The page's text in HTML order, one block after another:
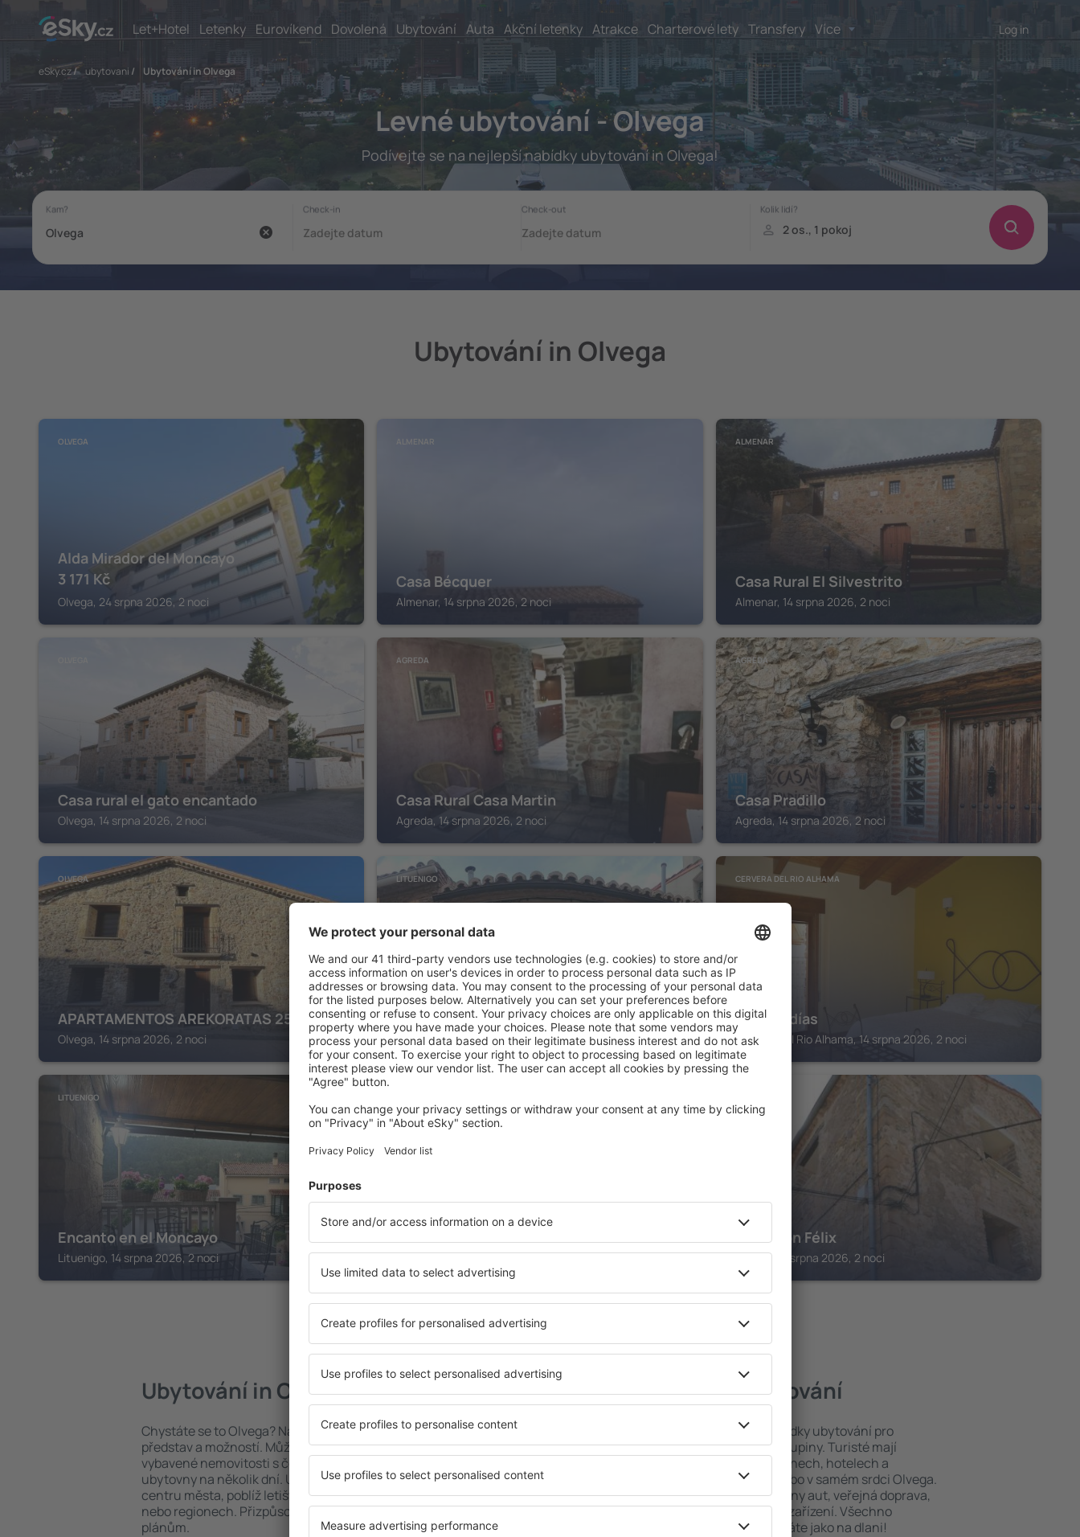
Let+Hotel Letenky Eurovíkend Dovolená Ubytování Auta Akční letenky Atrakce Charterové lety Transfery Více Log in
eSky.cz/ ubytovani / Ubytování in Olvega
Levné ubytování - Olvega
Podívejte se na nejlepší nabídky ubytování in Olvega!
Ubytování in Olvega
OLVEGA
Alda Mirador del Moncayo
3 171 Kč
Olvega, 24 srpna 2026, 2 noci
ALMENAR
Casa Bécquer
Almenar, 14 srpna 2026, 2 noci
ALMENAR
Casa Rural El Silvestrito
Almenar, 14 srpna 2026, 2 noci
Casa rural el gato encantado
Olvega, 14 srpna 2026, 2 noci
AGREDA
Casa Rural Casa Martin
Agreda, 14 srpna 2026, 2 noci
AGREDA
Casa Pradillo
Agreda, 14 srpna 2026, 2 noci
OLVEGA
APARTAMENTOS AREKORATAS 255 y 256
Olvega, 14 srpna 2026, 2 noci
LITUENIGO
Casa Rural LA COSTANILLA
Lituenigo, 14 srpna 2026, 2 noci
CERVERA DEL RIO ALHAMA
Las Abadías
Cervera del Rio Alhama, 14 srpna 2026, 2 noci
LITUENIGO
Encanto en el Moncayo
Lituenigo, 14 srpna 2026, 2 noci
Casa Don Jaime
Oncala, 14 srpna 2026, 2 noci
Casa Don Félix
Oncala, 14 srpna 2026, 2 noci
Podívejte se na další nabídky in Olvega
Ubytování in Olvega
Chystáte se to Olvega? Najděte si ubytování přesně podle vašich
představ a možností. Můžete využít prostorné, komfortně
vybavené nemovitosti s četnými vymoženostmi, jakož i levné
ubytovny na několik dní. Ubytování in Olvega je dostupné v
centru města, poblíž letiště i v méně vyhledávaných okresech
nebo regionech. Přizpůsobte ubytování vašim potřebám a dalším
plánům.
Olvega – nejlepší ubytování
in Olvega si můžete vybrat ze široké nabídky ubytování pro
jednotlivce, páry, rodiny, seniory nebo skupiny. Turisté mají
možnost přenocovat v různých apartmánech, hotelech a
penzionech – v poklidných oblastech nebo v samém srdci Olvega.
Mezi další výhody patří i nedaleké půjčovny aut, veřejná doprava,
četné obchody, restaurační a rekreační zařízení. Všechno
nezbytné pro nezapomenutelný výlet máte jako na dlani!